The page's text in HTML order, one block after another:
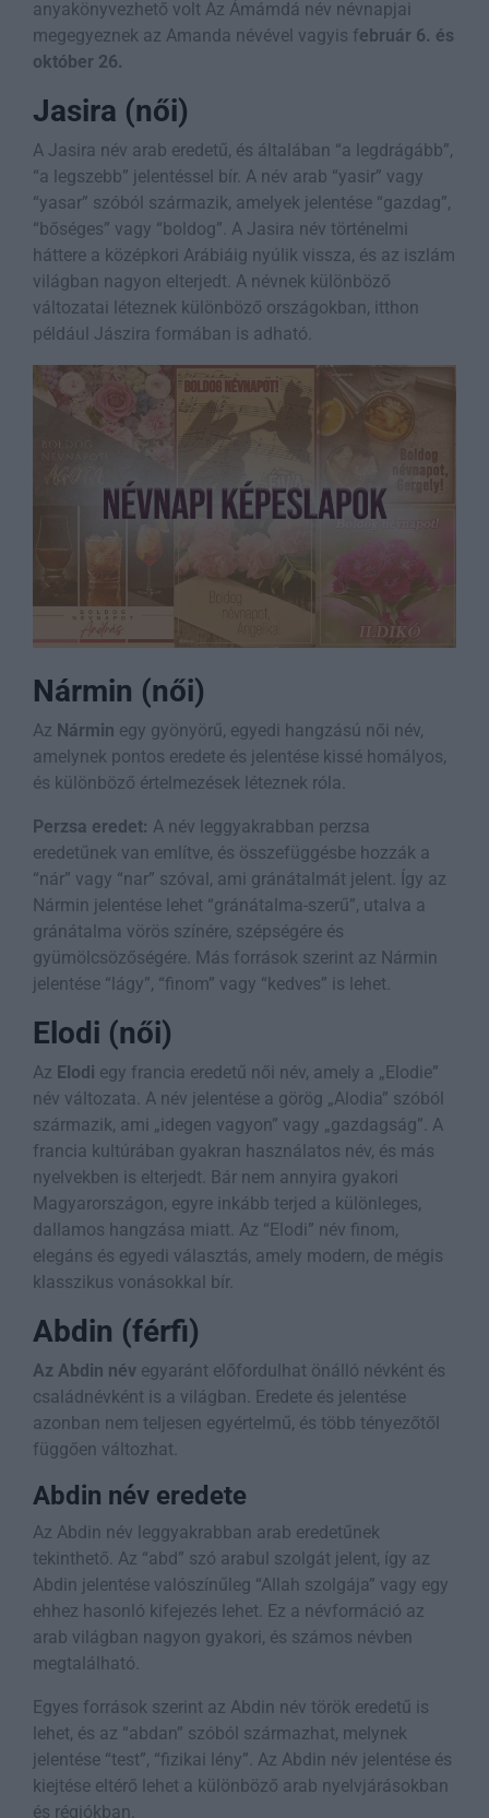
anyakönyvezhető volt Az Ámámdá név névnapjai
megegyeznek az Amanda névével vagyis február 6. és
október 26.
Jasira (női)
A Jasira név arab eredetű, és általában “a legdrágább”,
“a legszebb” jelentéssel bír. A név arab “yasir” vagy
“yasar” szóból származik, amelyek jelentése “gazdag”,
“bőséges” vagy “boldog”. A Jasira név történelmi
háttere a középkori Arábiáig nyúlik vissza, és az iszlám
világban nagyon elterjedt. A névnek különböző
változatai léteznek különböző országokban, itthon
például Jászira formában is adható.
Nármin (női)
Az Nármin egy gyönyörű, egyedi hangzású női név,
amelynek pontos eredete és jelentése kissé homályos,
és különböző értelmezések léteznek róla.
Perzsa eredet: A név leggyakrabban perzsa
eredetűnek van említve, és összefüggésbe hozzák a
“nár” vagy “nar” szóval, ami gránátalmát jelent. Így az
Nármin jelentése lehet “gránátalma-szerű”, utalva a
gránátalma vörös színére, szépségére és
gyümölcsözőségére. Más források szerint az Nármin
jelentése “lágy”, “finom” vagy “kedves” is lehet.
Elodi (női)
Az Elodi egy francia eredetű női név, amely a „Elodie”
név változata. A név jelentése a görög „Alodia” szóból
származik, ami „idegen vagyon” vagy „gazdagság”. A
francia kultúrában gyakran használatos név, és más
nyelvekben is elterjedt. Bár nem annyira gyakori
Magyarországon, egyre inkább terjed a különleges,
dallamos hangzása miatt. Az “Elodi” név finom,
elegáns és egyedi választás, amely modern, de mégis
klasszikus vonásokkal bír.
Abdin (férfi)
Az Abdin név egyaránt előfordulhat önálló névként és
családnévként is a világban. Eredete és jelentése
azonban nem teljesen egyértelmű, és több tényezőtől
függően változhat.
Abdin név eredete
Az Abdin név leggyakrabban arab eredetűnek
tekinthető. Az “abd” szó arabul szolgát jelent, így az
Abdin jelentése valószínűleg “Allah szolgája” vagy egy
ehhez hasonló kifejezés lehet. Ez a névformáció az
arab világban nagyon gyakori, és számos névben
megtalálható.
Egyes források szerint az Abdin név török eredetű is
lehet, és az “abdan” szóból származhat, melynek
jelentése “test”, “fizikai lény”. Az Abdin név jelentése és
kiejtése eltérő lehet a különböző arab nyelvjárásokban
és régiókban.